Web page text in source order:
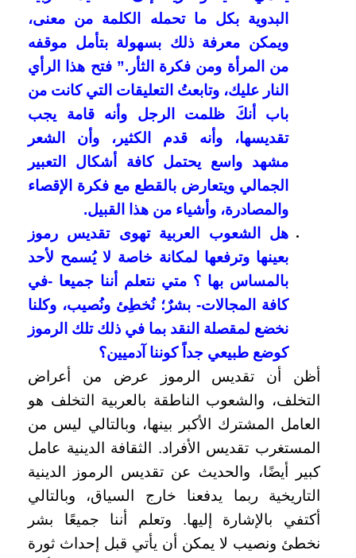
البدوية بكل ما تحمله الكلمة من معنى،
ويمكن معرفة ذلك بسهولة بتأمل موقفه
من المرأة ومن فكرة الثأر.” فتح هذا الرأي
النار عليك، وتابعتُ التعليقات التي كانت من
باب أنكَ ظلمت الرجل وأنه قامة يجب
تقديسها، وأنه قدم الكثير، وأن الشعر
مشهد واسع يحتمل كافة أشكال التعبير
الجمالي ويتعارض بالقطع مع فكرة الإقصاء
والمصادرة، وأشياء من هذا القبيل.
هل الشعوب العربية تهوى تقديس رموز
بعينها وترفعها لمكانة خاصة لا يُسمح لأحد
بالمساس بها ؟ متي نتعلم أننا جميعا -في
كافة المجالات- بشرٌ؛ نُخطِئ ونُصيب، وكلنا
نخضع لمقصلة النقد بما في ذلك تلك الرموز
كوضع طبيعي جداً كوننا آدميين؟
أظن أن تقديس الرموز عرض من أعراض
التخلف، والشعوب الناطقة بالعربية التخلف هو
العامل المشترك الأكبر بينها، وبالتالي ليس من
المستغرب تقديس الأفراد. الثقافة الدينية عامل
كبير أيضًا، والحديث عن تقديس الرموز الدينية
التاريخية ربما يدفعنا خارج السياق، وبالتالي
أكتفي بالإشارة إليها. وتعلم أننا جميعًا بشر
نخطئ ونصيب لا يمكن أن يأتي قبل إحداث ثورة